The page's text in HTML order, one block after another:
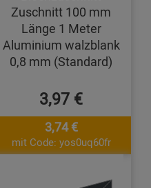
Zuschnitt 100 mm
Länge 1 Meter
Aluminium walzblank
0,8 mm (Standard)
3,97 €
3,74 €
mit Code: yos0uq60fr